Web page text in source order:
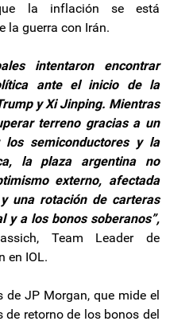
la inflación se está
la guerra con Irán.
intentaron encontrar
ante el inicio de la
y Xi Jinping. Mientras
terreno gracias a un
los semiconductores y la
la plaza argentina no
externo, afectada
una rotación de carteras
y a los bonos soberanos”,
Team Leader de
en IOL.
de JP Morgan, que mide el
retorno de los bonos del